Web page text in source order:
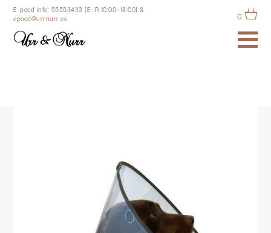
E-pood info: 55553433 (E–R 10:00–18:00) &
epood@urrnurr.ee
0